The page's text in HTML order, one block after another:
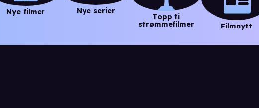
Nye filmer Nye serier
Topp ti
strømmefilmer
Filmnytt